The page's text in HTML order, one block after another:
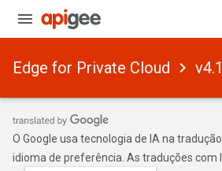
Edge for Private Cloud
O Google usa tecnologia de IA na
idioma de preferência. As traduções com